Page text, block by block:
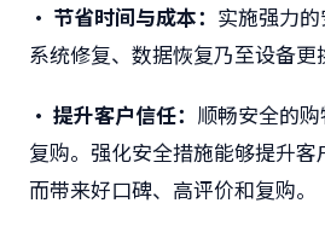
• 节省时间与成本： 实施强力
系统修复、数据恢复乃至设备更
• 提升客户信任： 顺畅安全的
复购。强化安全措施能够提升客
而带来好口碑、高评价和复购。